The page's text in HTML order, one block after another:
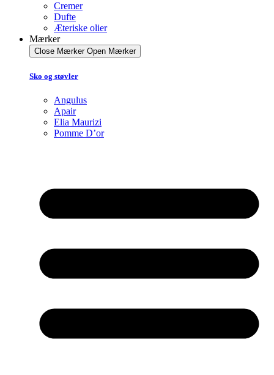
Cremer
Dufte
Æteriske olier
Mærker
Close Mærker Open Mærker
Sko og støvler
Angulus
Apair
Elia Maurizi
Pomme D’or